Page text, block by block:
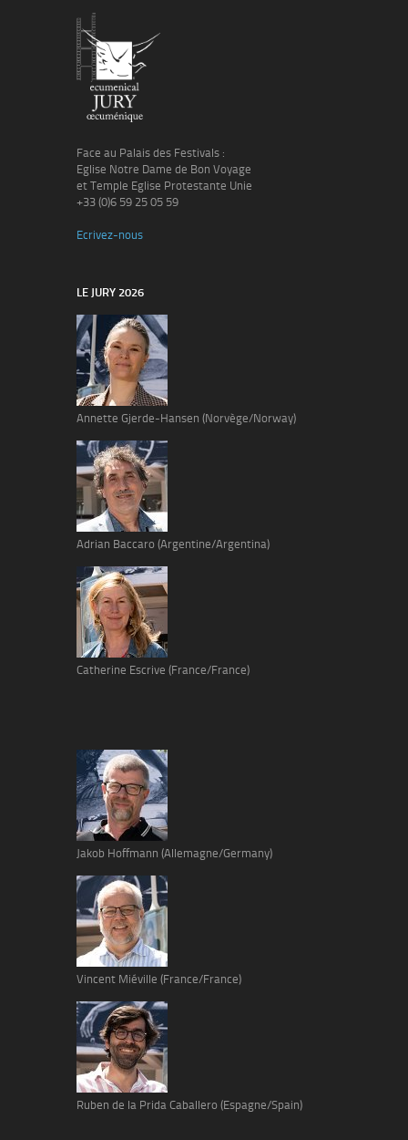
Face au Palais des Festivals :
Eglise Notre Dame de Bon Voyage
et Temple Eglise Protestante Unie
+33 (0)6 59 25 05 59
Ecrivez-nous
LE JURY 2026
Annette Gjerde-Hansen (Norvège/Norway)
Adrian Baccaro (Argentine/Argentina)
Catherine Escrive (France/France)
Jakob Hoffmann (Allemagne/Germany)
Vincent Miéville (France/France)
Ruben de la Prida Caballero (Espagne/Spain)